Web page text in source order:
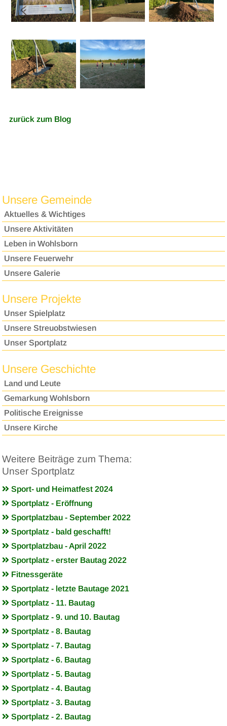
zurück zum Blog
Unsere Gemeinde
Aktuelles & Wichtiges
Unsere Aktivitäten
Leben in Wohlsborn
Unsere Feuerwehr
Unsere Galerie
Unsere Projekte
Unser Spielplatz
Unsere Streuobstwiesen
Unser Sportplatz
Unsere Geschichte
Land und Leute
Gemarkung Wohlsborn
Politische Ereignisse
Unsere Kirche
Weitere Beiträge zum Thema:
Unser Sportplatz
Sport- und Heimatfest 2024
Sportplatz - Eröffnung
Sportplatzbau - September 2022
Sportplatz - bald geschafft!
Sportplatzbau - April 2022
Sportplatz - erster Bautag 2022
Fitnessgeräte
Sportplatz - letzte Bautage 2021
Sportplatz - 11. Bautag
Sportplatz - 9. und 10. Bautag
Sportplatz - 8. Bautag
Sportplatz - 7. Bautag
Sportplatz - 6. Bautag
Sportplatz - 5. Bautag
Sportplatz - 4. Bautag
Sportplatz - 3. Bautag
Sportplatz - 2. Bautag